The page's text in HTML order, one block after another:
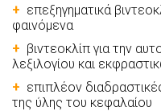
+ επεξηγηματικά
φαινόμενα
+ βιντεοκλίπ για την
λεξιλογίου και
+ επιπλέον
της ύλης του κεφαλαίου